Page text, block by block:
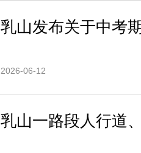
乳山发布关于中考
2026-06-12
乳山一路段人行道